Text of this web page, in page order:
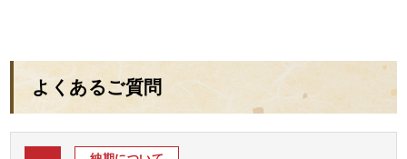
これを機にますます仕事を頑張ろうと思います。
コツコツと貯めて今度は実印を作りたいなと思っていま
開運認印
お作りいただきました小林様にも、どうぞよろしくお伝え
ください。
開運認印
た。
娘もこれから大切に使わせていただき、仕事の方も頑張っ
てくれる事と思います。
小林様、この度はありがとうございました。
よくあるご質問